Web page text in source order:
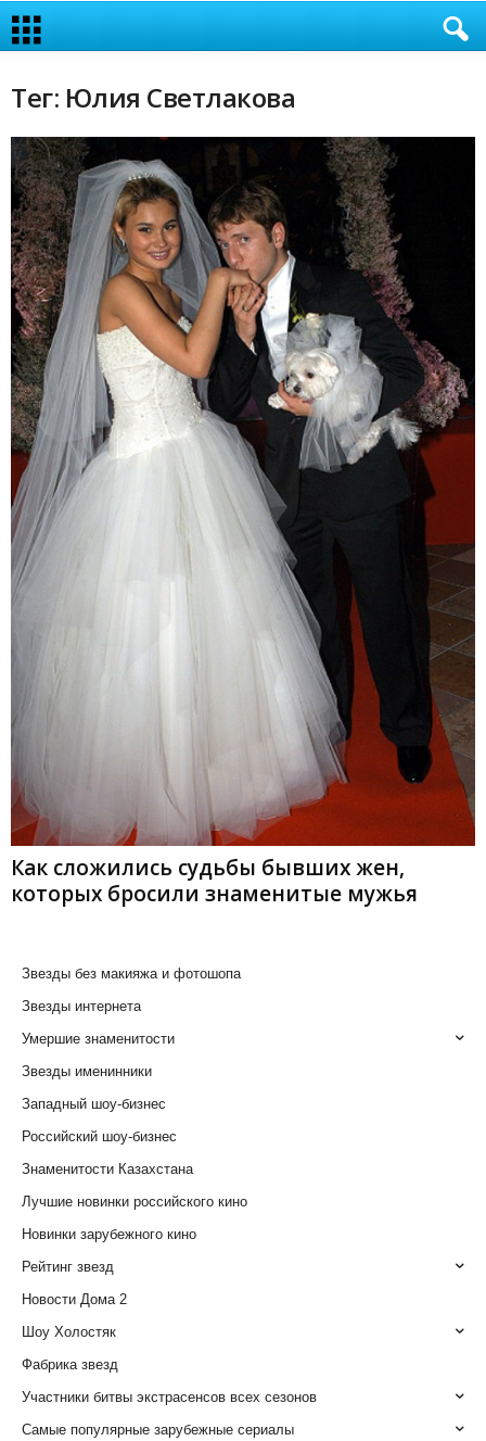
Тег: Юлия Светлакова
Как сложились судьбы бывших жен,
которых бросили знаменитые мужья
Звезды без макияжа и фотошопа
Звезды интернета
Умершие знаменитости
Звезды именинники
Западный шоу-бизнес
Российский шоу-бизнес
Знаменитости Казахстана
Лучшие новинки российского кино
Новинки зарубежного кино
Рейтинг звезд
Новости Дома 2
Шоу Холостяк
Фабрика звезд
Участники битвы экстрасенсов всех сезонов
Самые популярные зарубежные сериалы